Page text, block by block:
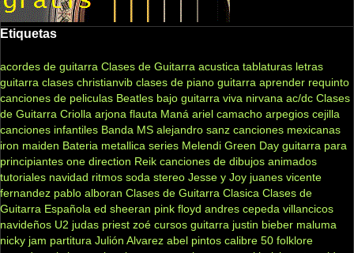
Etiquetas
acordes de guitarra Clases de Guitarra acustica tablaturas letras
guitarra clases christianvib clases de piano guitarra aprender requinto
canciones de peliculas Beatles bajo guitarra viva nirvana ac/dc Clases
de Guitarra Criolla arjona flauta Maná ariel camacho arpegios cejilla
canciones infantiles Banda MS alejandro sanz canciones mexicanas
iron maiden Bateria metallica series Melendi Green Day guitarra para
principiantes one direction Reik canciones de dibujos animados
tutoriales navidad ritmos soda stereo Jesse y Joy juanes vicente
fernandez pablo alboran Clases de Guitarra Clasica Clases de
Guitarra Española ed sheeran pink floyd andres cepeda villancicos
navideños U2 judas priest zoé cursos guitarra justin bieber maluma
nicky jam partitura Julión Alvarez abel pintos calibre 50 folklore